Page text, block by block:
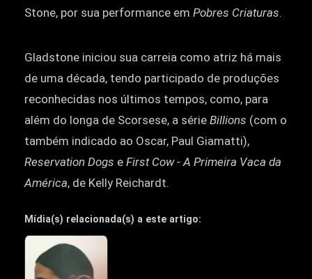
Stone, por sua performance em Pobres Criaturas.
Gladstone iniciou sua carreia como atriz há mais
de uma década, tendo participado de produções
reconhecidas nos últimos tempos, como, para
além do longa de Scorsese, a série Billions (com o
também indicado ao Oscar, Paul Giamatti),
Reservation Dogs e First Cow - A Primeira Vaca da
América, de Kelly Reichardt.
Mídia(s) relacionada(s) a este artigo: